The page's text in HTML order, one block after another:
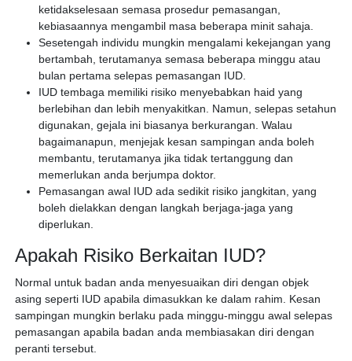
ketidakselesaan semasa prosedur pemasangan,
kebiasaannya mengambil masa beberapa minit sahaja.
Sesetengah individu mungkin mengalami kekejangan yang
bertambah, terutamanya semasa beberapa minggu atau
bulan pertama selepas pemasangan IUD.
IUD tembaga memiliki risiko menyebabkan haid yang
berlebihan dan lebih menyakitkan. Namun, selepas setahun
digunakan, gejala ini biasanya berkurangan. Walau
bagaimanapun, menjejak kesan sampingan anda boleh
membantu, terutamanya jika tidak tertanggung dan
memerlukan anda berjumpa doktor.
Pemasangan awal IUD ada sedikit risiko jangkitan, yang
boleh dielakkan dengan langkah berjaga-jaga yang
diperlukan.
Apakah Risiko Berkaitan IUD?
Normal untuk badan anda menyesuaikan diri dengan objek
asing seperti IUD apabila dimasukkan ke dalam rahim. Kesan
sampingan mungkin berlaku pada minggu-minggu awal selepas
pemasangan apabila badan anda membiasakan diri dengan
peranti tersebut.